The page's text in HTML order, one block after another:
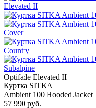
Optifade Elevated II
Куртка SITKA
Ambient 100 Hooded Jacket
57 990 руб.